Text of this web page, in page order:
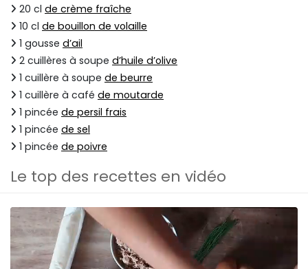
20 cl de crème fraîche
10 cl de bouillon de volaille
1 gousse d’ail
2 cuillères à soupe d’huile d’olive
1 cuillère à soupe de beurre
1 cuillère à café de moutarde
1 pincée de persil frais
1 pincée de sel
1 pincée de poivre
Le top des recettes en vidéo